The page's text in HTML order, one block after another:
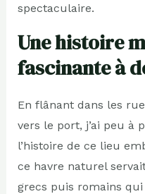
spectaculaire.
Une histoire
fascinante à
En flânant dans les
vers le port, j’ai peu à
l’histoire de ce lieu
ce havre naturel
grecs puis romains